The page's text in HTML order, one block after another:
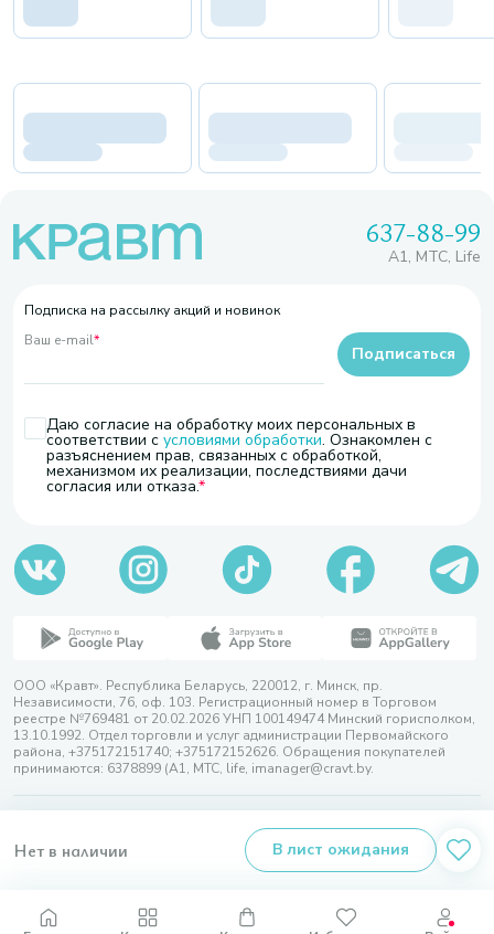
Нет в наличии В лист ожидания
637-88-99
A1, МТС, Life
Подписка на рассылку акций и новинок
Ваш e-mail*
Даю согласие на обработку моих персональных в
соответствии с условиями обработки. Ознакомлен с
разъяснением прав, связанных с обработкой,
механизмом их реализации, последствиями дачи
согласия или отказа.
Подписаться
ООО «Кравт». Республика Беларусь, 220012, г. Минск, пр.
Независимости, 76, оф. 103. Регистрационный номер в Торговом
реестре №769481 от 20.02.2026 УНП 100149474 Минский горисполком,
13.10.1992. Отдел торговли и услуг администрации Первомайского
района, +375172151740; +375172152626. Обращения покупателей
принимаются: 6378899 (А1, МТС, life, imanager@cravt.by.
Разработка сайта — SLAM
Выбор настроек Cookie